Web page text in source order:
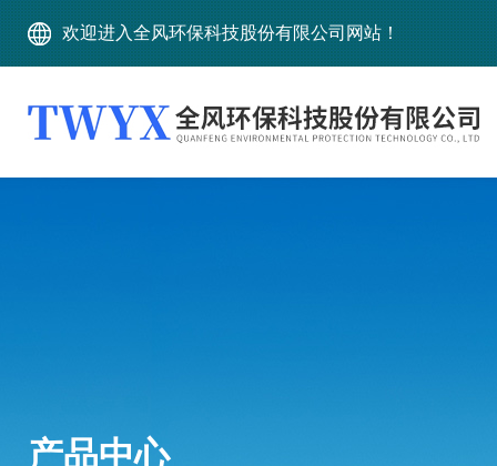
欢迎进入全风环保科技股份有限公司网站！
产品中心